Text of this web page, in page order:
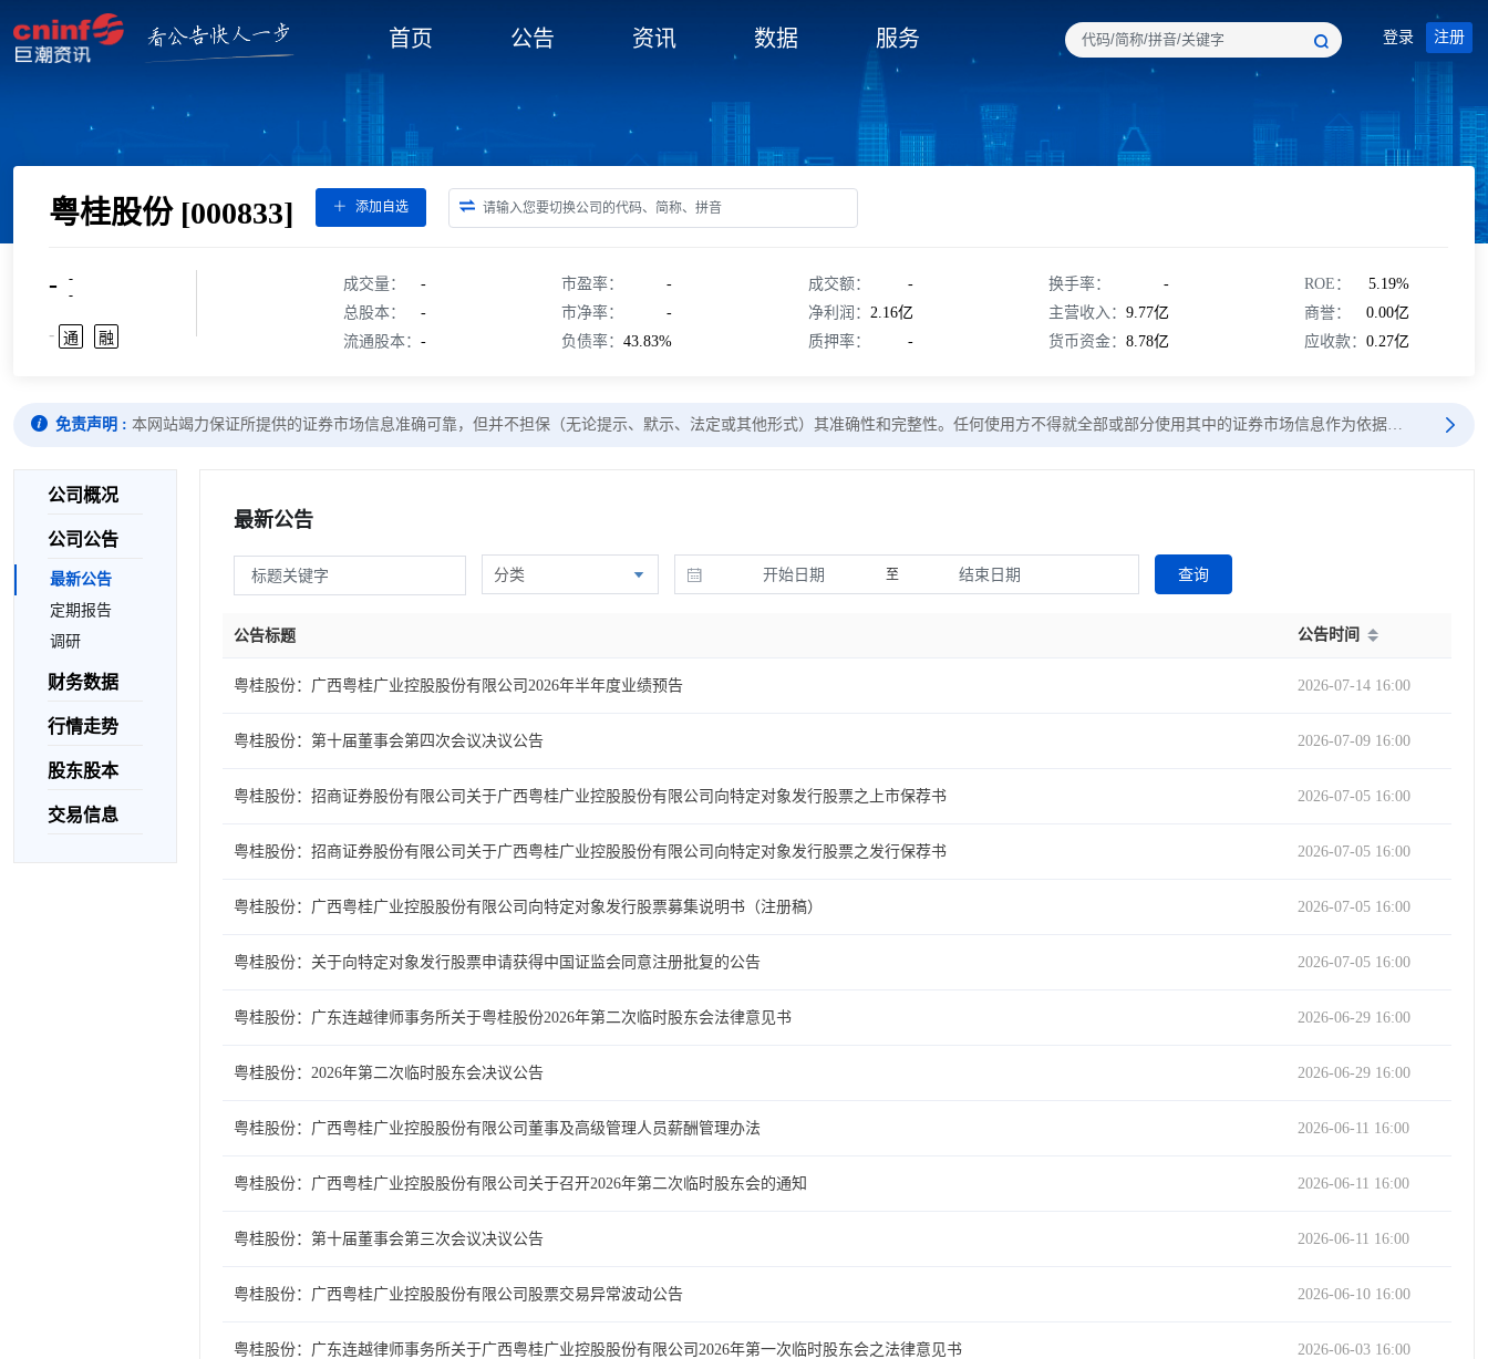
首页 公告 资讯 数据 服务 登录 注册
粤桂股份 [000833] 添加自选
-
-
-
- 通 融
成交量：
-
总股本：
-
流通股本：-
市盈率：
-
市净率：
-
负债率：43.83%
成交额：
-
净利润： 2.16亿
质押率：
-
换手率：
-
主营收入： 9.77亿
货币资金： 8.78亿
ROE：
5.19%
商誉：
0.00亿
应收款： 0.27亿
免责声明 : 本网站竭力保证所提供的证券市场信息准确可靠，但并不担保（无论提示、默示、法定或其他形式）其准确性和完整性。任何使用方不得就全部或部分使用其中的证券市场信息作为依据…
公司概况
公司公告
最新公告
定期报告
调研
财务数据
行情走势
股东股本
交易信息
最新公告
分类 至 查询
公告标题 公告时间
粤桂股份：广西粤桂广业控股股份有限公司2026年半年度业绩预告 2026-07-14 16:00
粤桂股份：第十届董事会第四次会议决议公告 2026-07-09 16:00
粤桂股份：招商证券股份有限公司关于广西粤桂广业控股股份有限公司向特定对象发行股票之上市保荐书 2026-07-05 16:00
粤桂股份：招商证券股份有限公司关于广西粤桂广业控股股份有限公司向特定对象发行股票之发行保荐书 2026-07-05 16:00
粤桂股份：广西粤桂广业控股股份有限公司向特定对象发行股票募集说明书（注册稿） 2026-07-05 16:00
粤桂股份：关于向特定对象发行股票申请获得中国证监会同意注册批复的公告 2026-07-05 16:00
粤桂股份：广东连越律师事务所关于粤桂股份2026年第二次临时股东会法律意见书 2026-06-29 16:00
粤桂股份：2026年第二次临时股东会决议公告 2026-06-29 16:00
粤桂股份：广西粤桂广业控股股份有限公司董事及高级管理人员薪酬管理办法 2026-06-11 16:00
粤桂股份：广西粤桂广业控股股份有限公司关于召开2026年第二次临时股东会的通知 2026-06-11 16:00
粤桂股份：第十届董事会第三次会议决议公告 2026-06-11 16:00
粤桂股份：广西粤桂广业控股股份有限公司股票交易异常波动公告 2026-06-10 16:00
粤桂股份：广东连越律师事务所关于广西粤桂广业控股股份有限公司2026年第一次临时股东会之法律意见书 2026-06-03 16:00